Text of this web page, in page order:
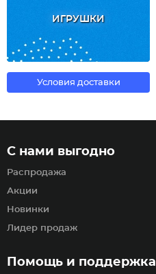
ИГРУШКИ
Условия доставки
Помощь и поддержка
С нами выгодно
Распродажа
Акции
Новинки
Лидер продаж